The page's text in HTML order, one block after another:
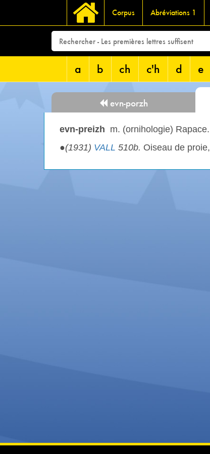
Corpus Abréviations 1
a b ch c'h d e
evn-porzh
evn-preizh m. (ornihologie) Rapace.
●(1931) VALL 510b. Oiseau de proie,